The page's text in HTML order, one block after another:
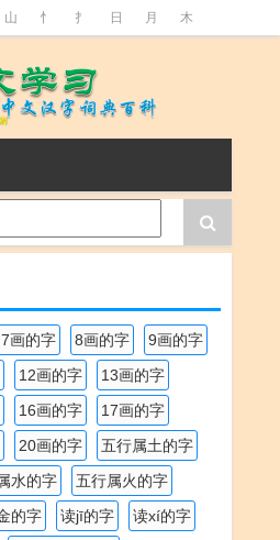
山 忄 扌 日 月 木
7画的字 8画的字
9画的字
12画的字
13画的字
16画的字
17画的字
20画的字
五行属土的字
水的字
五行属火的字
的字 读jī的字
读xí的字